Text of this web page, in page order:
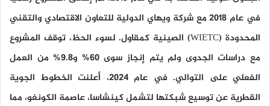
في عام 2018 مع شركة ويهاي الدولية للتعاون الاقتصادي والتقني
المحدودة (WIETC) الصينية كمقاول. لسوء الحظ، توقف المشروع
مع دراسات الجدوى ولم يتم إنجاز سوى 60% و9.8% من العمل
الفعلي على التوالي. في عام ٢٠٢٤، أعلنت الخطوط الجوية
القطرية عن توسيع شبكتها لتشمل كينشاسا، عاصمة الكونغو، مما